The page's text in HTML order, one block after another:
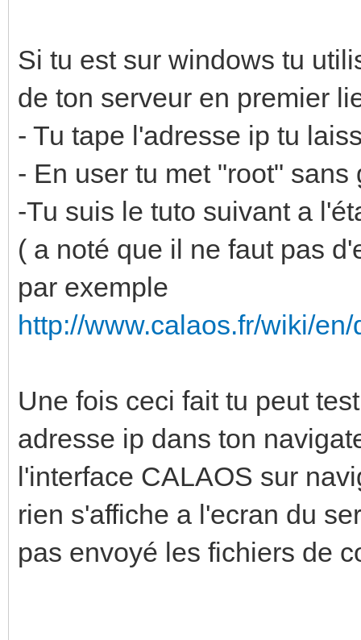
Si tu est sur windows tu
de ton serveur en premier
- Tu tape l'adresse ip tu
- En user tu met "root" sans
-Tu suis le tuto suivant a
( a noté que il ne faut pas
par exemple
http://www.calaos.fr/wiki/
Une fois ceci fait tu peut
adresse ip dans ton
l'interface CALAOS sur
rien s'affiche a l'ecran du
pas envoyé les fichiers de